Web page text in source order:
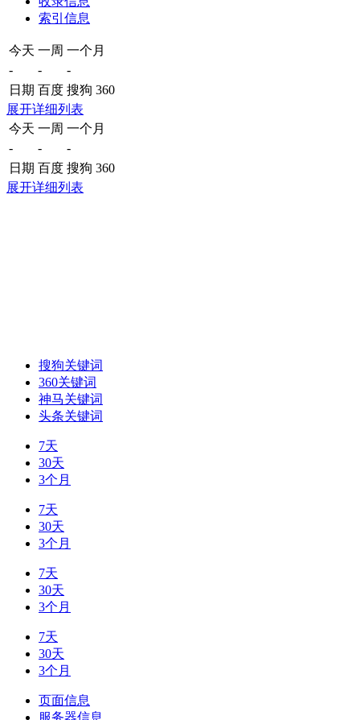
索引信息
今天 一周 一个月
-
-
-
日期 百度 搜狗 360
展开详细列表
今天 一周 一个月
-
-
-
日期 百度 搜狗 360
展开详细列表
搜狗关键词
360关键词
神马关键词
头条关键词
7天
30天
3个月
7天
30天
3个月
7天
30天
3个月
7天
30天
3个月
页面信息
服务器信息